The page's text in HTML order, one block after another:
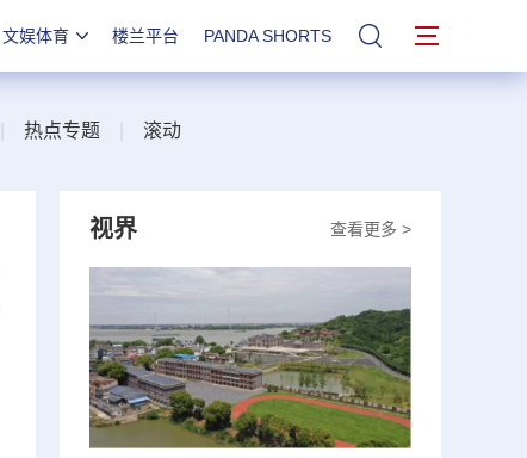
文娱体育 楼兰平台 PANDA SHORTS 站内搜索
热点专题 滚动
查看更多 >
视界